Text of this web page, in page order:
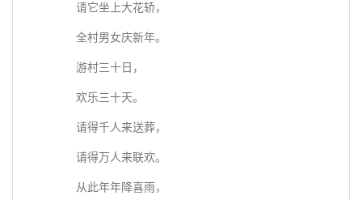
请它坐上大花轿，
全村男女庆新年。
游村三十日，
欢乐三十天。
请得千人来送葬，
请得万人来联欢。
从此年年降喜雨，